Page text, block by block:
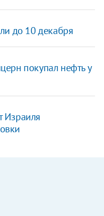
до 10 декабря
покупал нефть у
Израиля